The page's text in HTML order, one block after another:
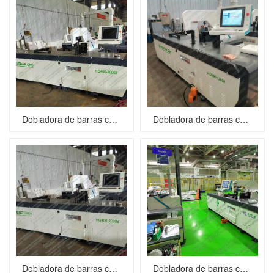
Dobladora de barras colectoras de cobre servo CNC HQ400-2000B Dobladora de barras colectoras de cobre CNC HQ400-1200B
Dobladora de barras colectoras de cobre CNC HQ400-2000B Dobladora de barras colectoras CNC HQ400-1200B